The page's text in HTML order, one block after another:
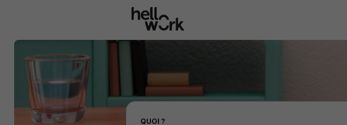
Effectuer une recherche d'emploi par localité
QUOI ?